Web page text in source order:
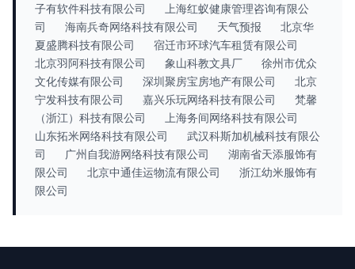
子有软件科技有限公司
上海红蚁健康管理咨询有限公
司
海南兵奇网络科技有限公司 天气预报
北京华
夏盛腾科技有限公司
宿迁市环球汽车租赁有限公司
北京羽阿科技有限公司
象山科教文具厂
徐州市优众
文化传媒有限公司
深圳聚房宝房地产有限公司
北京
宁发科技有限公司
嘉兴乐玩网络科技有限公司
梵馨
（浙江）科技有限公司
上海务间网络科技有限公司
山东拓米网络科技有限公司
武汉科斯加机械科技有限公
司
广州自我游网络科技有限公司
湖南省天添服饰有
限公司
北京中通佳运物流有限公司
浙江幼米服饰有
限公司